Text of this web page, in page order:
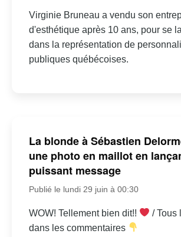
Virginie Bruneau a vendu son
d'esthétique après 10 ans, pour se
dans la représentation de
publiques québécoises.
La blonde à Sébastien
une photo en maillot en
puissant message
Publié le lundi 29 juin à 00:30
WOW! Tellement bien dit!!
/ Tous
dans les commentaires